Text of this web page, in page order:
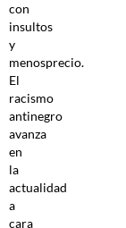
con
insultos
y
menosprecio.
El
racismo
antinegro
avanza
en
la
actualidad
a
cara